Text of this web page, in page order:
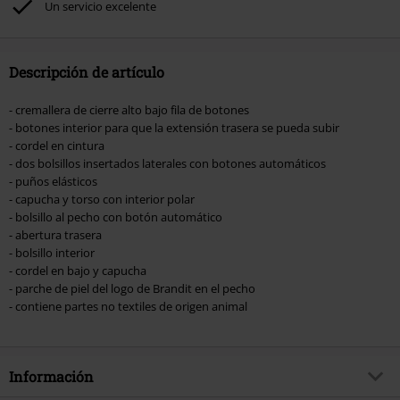
Hosen, Metality, Funko Pop!, vales regalo y artículos que incluyan una
Un servicio excelente
Descripción de artículo
- cremallera de cierre alto bajo fila de botones
- botones interior para que la extensión trasera se pueda subir
- cordel en cintura
- dos bolsillos insertados laterales con botones automáticos
- puños elásticos
- capucha y torso con interior polar
- bolsillo al pecho con botón automático
- abertura trasera
- bolsillo interior
- cordel en bajo y capucha
- parche de piel del logo de Brandit en el pecho
- contiene partes no textiles de origen animal
Información